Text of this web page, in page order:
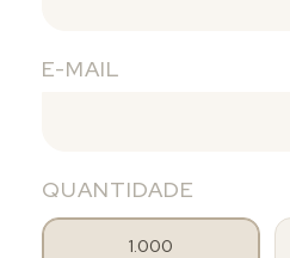
E-MAIL
QUANTIDADE
1.000